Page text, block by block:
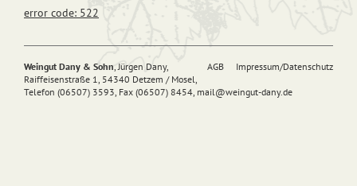
error code: 522
AGB Impressum/Datenschutz
Weingut Dany & Sohn, Jürgen Dany,
Raiffeisenstraße 1, 54340 Detzem / Mosel,
Telefon (06507) 3593, Fax (06507) 8454, mail@weingut-dany.de